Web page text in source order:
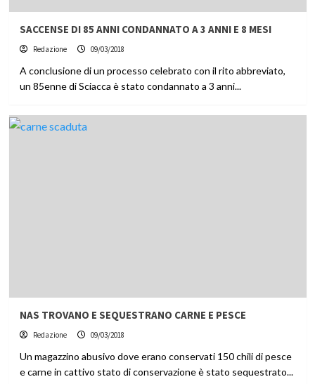
SACCENSE DI 85 ANNI CONDANNATO A 3 ANNI E 8 MESI
Redazione 09/03/2018
A conclusione di un processo celebrato con il rito abbreviato,
un 85enne di Sciacca è stato condannato a 3 anni...
NAS TROVANO E SEQUESTRANO CARNE E PESCE
Redazione 09/03/2018
Un magazzino abusivo dove erano conservati 150 chili di pesce
e carne in cattivo stato di conservazione è stato sequestrato...